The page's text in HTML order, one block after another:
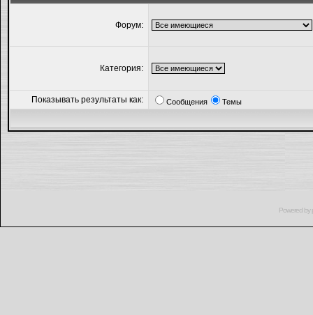
Форум:
Категория:
Показывать результаты как: Сообщения Темы
Powered by